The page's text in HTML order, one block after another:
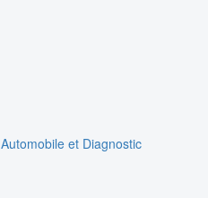
Automobile et Diagnostic